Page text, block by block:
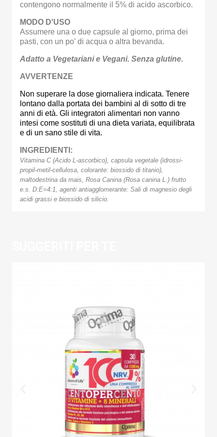
contengono normalmente il 5% di acido ascorbico.
MODO D'USO
Assumere una o due capsule al giorno, prima dei
pasti, con un po’ di acqua o altra bevanda.
Adatto a Vegetariani e Vegani. Senza glutine.
AVVERTENZE
Non superare la dose giornaliera indicata. Tenere
lontano dalla portata dei bambini al di sotto di tre
anni di età. Gli integratori alimentari non vanno
intesi come sostituti di una dieta variata, equilibrata
e di un sano stile di vita.
INGREDIENTI:
Vitamina C (Acido L-ascorbico), capsula vegetale (idrossi-
propil-metil-cellulosa, colorante: biossido di titanio),
maltodestrina da mais, Rosa Canina (Rosa canina L.) frutto
e.s. D:E=4:1, agenti antiagglomerante: Sali di magnesio degli
acidi grassi e biossido di silicio.